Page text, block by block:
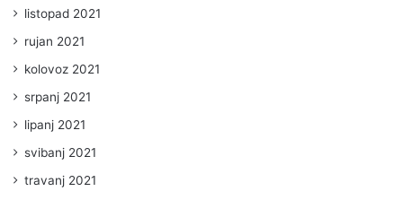
listopad 2021
rujan 2021
kolovoz 2021
srpanj 2021
lipanj 2021
svibanj 2021
travanj 2021